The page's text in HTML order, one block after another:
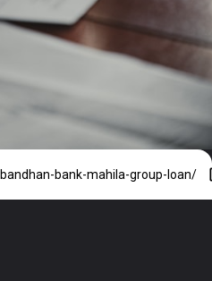
bank-mahila-group-loan/